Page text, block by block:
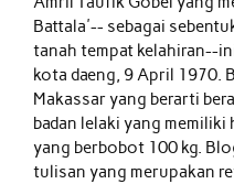
Battala'-- sebagai
tanah tempat kelahiran--
kota daeng, 9 April 1970.
Makassar yang berarti
badan lelaki yang memiliki
yang berbobot 100 kg.
tulisan yang merupakan